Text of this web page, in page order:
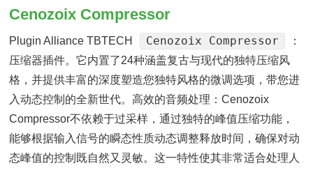
Cenozoix Compressor
Plugin Alliance TBTECH Cenozoix Compressor
：
压缩器插件。它内置了24种涵盖复古与现代的独特压缩风
格，并提供丰富的深度塑造您独特风格的微调选项，带您进
入动态控制的全新世代。高效的音频处理：Cenozoix
Compressor不依赖于过采样，通过独特的峰值压缩功能，
能够根据输入信号的瞬态性质动态调整释放时间，确保对动
态峰值的控制既自然又灵敏。这一特性使其非常适合处理人